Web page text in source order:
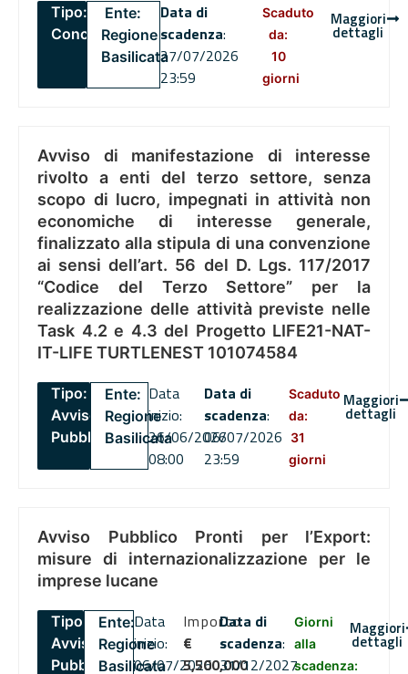
Tipo:
Concorsi
Ente:
Regione
Basilicata
Data di
scadenza:
27/07/2026
23:59
Scaduto
da:
10
giorni
Maggiori
dettagli
Avviso di manifestazione di interesse
rivolto a enti del terzo settore, senza
scopo di lucro, impegnati in attività non
economiche di interesse generale,
finalizzato alla stipula di una convenzione
ai sensi dell’art. 56 del D. Lgs. 117/2017
“Codice del Terzo Settore” per la
realizzazione delle attività previste nelle
Task 4.2 e 4.3 del Progetto LIFE21-NAT-
IT-LIFE TURTLENEST 101074584
Tipo:
Avviso
Pubblico
Ente:
Regione
Basilicata
Data
inizio:
26/06/2026
08:00
Data di
scadenza:
06/07/2026
23:59
Scaduto
da:
31
giorni
Maggiori
dettagli
Avviso Pubblico Pronti per l’Export:
misure di internazionalizzazione per le
imprese lucane
Tipo:
Avviso
Pubblico
Ente:
Regione
Basilicata
Data
inizio:
06/07/2026
Importo
€
5,500,000
Data di
scadenza:
31/12/2027
Giorni
alla
scadenza:
Maggiori
dettagli